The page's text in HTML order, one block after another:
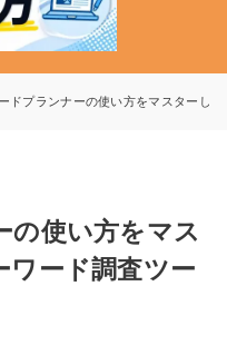
ドプランナーの使い方をマスターし
の使い方をマス
ワード調査ツー